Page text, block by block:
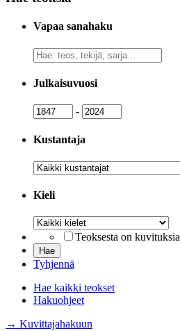
Vapaa sanahaku
Vapaa
sanahaku
Julkaisuvuosi
Julkaisuvuosi
- Julkaisuvuosi
Kustantaja
Kustantaja
Kieli
Kieli
Teoksesta on kuvituksia
Tyhjennä
Hae kaikki teokset
Hakuohjeet
→ Kuvittajahakuun